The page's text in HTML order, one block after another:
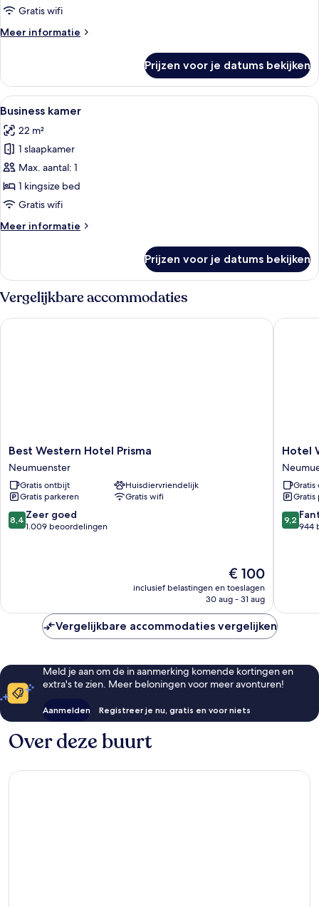
Gratis wifi
Meer informatie
Meer
mit
Wasserblick
Prijzen voor je datums bekijken
Alle
foto's
voor
Business
kamer
laden
Een moderne hotelkamer met een
6
Business kamer
22 m²
1 slaapkamer
Max. aantal: 1
1 kingsize bed
Gratis wifi
Meer informatie
Meer
kamer
Prijzen voor je datums bekijken
Vergelijkbare accommodaties
Best
Western
Hotel
Prisma
Neumuenster
Best Western Hotel Prisma
Neumuenster
Gratis ontbijt
Huisdiervriendelijk
Gratis parkeren
Gratis wifi
8.4
van
8,4 Zeer goed
1.009 beoordelingen
De
prijs
is
€ 100
inclusief belastingen en toeslagen
30 aug - 31 aug
Best Western Hotel Prisma
Hotel
Wittorf
Hotel
Gratis
9.2
van
9,2
944
Hotel
Vergelijkbare accommodaties vergelijken
Meld je aan om de in aanmerking komende kortingen en
extra's te zien. Meer beloningen voor meer avonturen!
Aanmelden Registreer je nu, gratis en voor niets
Over deze buurt